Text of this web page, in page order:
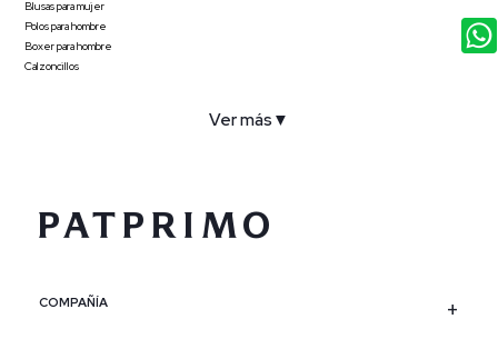
Blusas para mujer
Polos para hombre
Boxer para hombre
Calzoncillos
Ver más ▼
COMPAÑÍA